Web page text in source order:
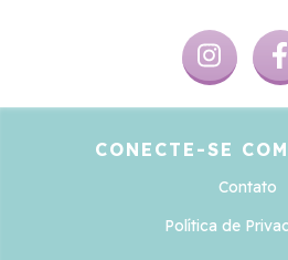
CONECTE-SE
Contato
Política de